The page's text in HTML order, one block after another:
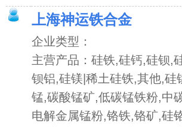
上海神运铁合金
企业类型：
主营产品：硅铁,硅钙,硅钡,
钡铝,硅镁|稀土硅铁,其他,
锰,碳酸锰矿,低碳锰铁粉,中
电解金属锰粉,铬铁,铬矿,硅